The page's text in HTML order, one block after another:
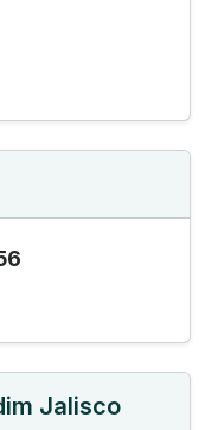
Jalisco